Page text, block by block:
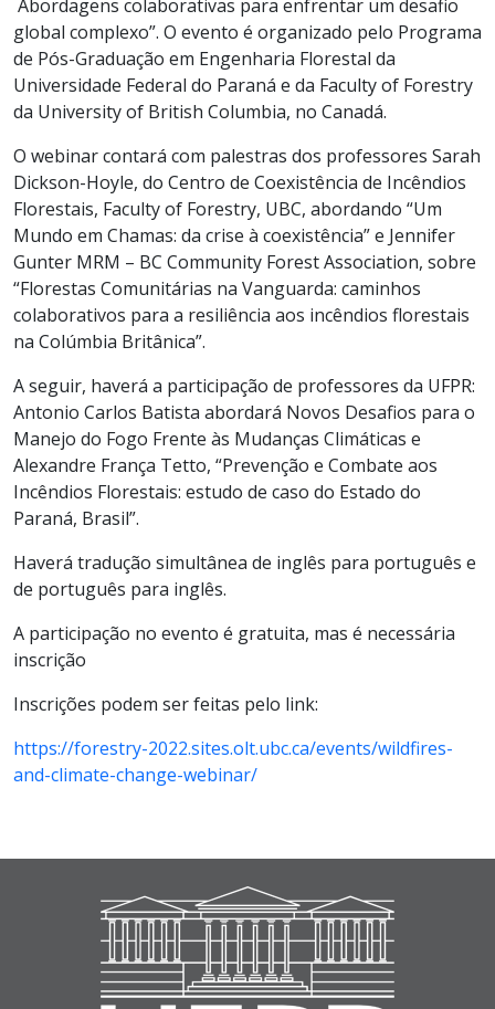
Abordagens colaborativas para enfrentar um desafio
global complexo”. O evento é organizado pelo Programa
de Pós-Graduação em Engenharia Florestal da
Universidade Federal do Paraná e da Faculty of Forestry
da University of British Columbia, no Canadá.
O webinar contará com palestras dos professores Sarah
Dickson-Hoyle, do Centro de Coexistência de Incêndios
Florestais, Faculty of Forestry, UBC, abordando “Um
Mundo em Chamas: da crise à coexistência” e Jennifer
Gunter MRM – BC Community Forest Association, sobre
“Florestas Comunitárias na Vanguarda: caminhos
colaborativos para a resiliência aos incêndios florestais
na Colúmbia Britânica”.
A seguir, haverá a participação de professores da UFPR:
Antonio Carlos Batista abordará Novos Desafios para o
Manejo do Fogo Frente às Mudanças Climáticas e
Alexandre França Tetto, “Prevenção e Combate aos
Incêndios Florestais: estudo de caso do Estado do
Paraná, Brasil”.
Haverá tradução simultânea de inglês para português e
de português para inglês.
A participação no evento é gratuita, mas é necessária
inscrição
Inscrições podem ser feitas pelo link:
https://forestry-2022.sites.olt.ubc.ca/events/wildfires-
and-climate-change-webinar/